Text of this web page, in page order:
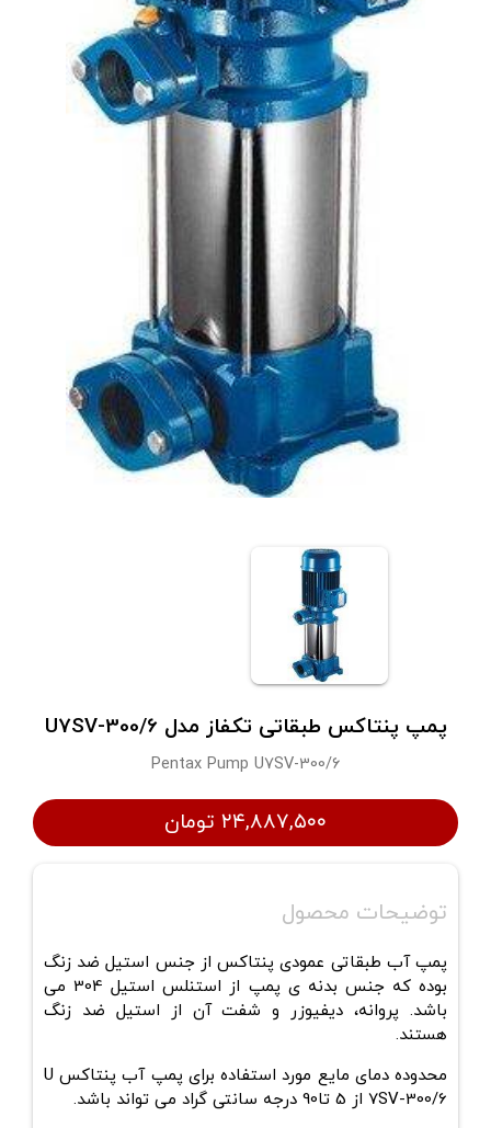
پمپ پنتاکس طبقاتی تکفاز مدل U7SV-300/6
Pentax Pump U7SV-300/6
۲۴,۸۸۷,۵۰۰ تومان
توضیحات محصول
پمپ آب طبقاتی عمودی پنتاکس از جنس استیل ضد زنگ
بوده که جنس بدنه ی پمپ از استنلس استیل 304 می
باشد. پروانه، دیفیوزر و شفت آن از استیل ضد زنگ
هستند.
محدوده دمای مایع مورد استفاده برایپمپ آب پنتاکس U
7SV-300/6 از 5 تا90 درجه سانتی گراد می تواند باشد.